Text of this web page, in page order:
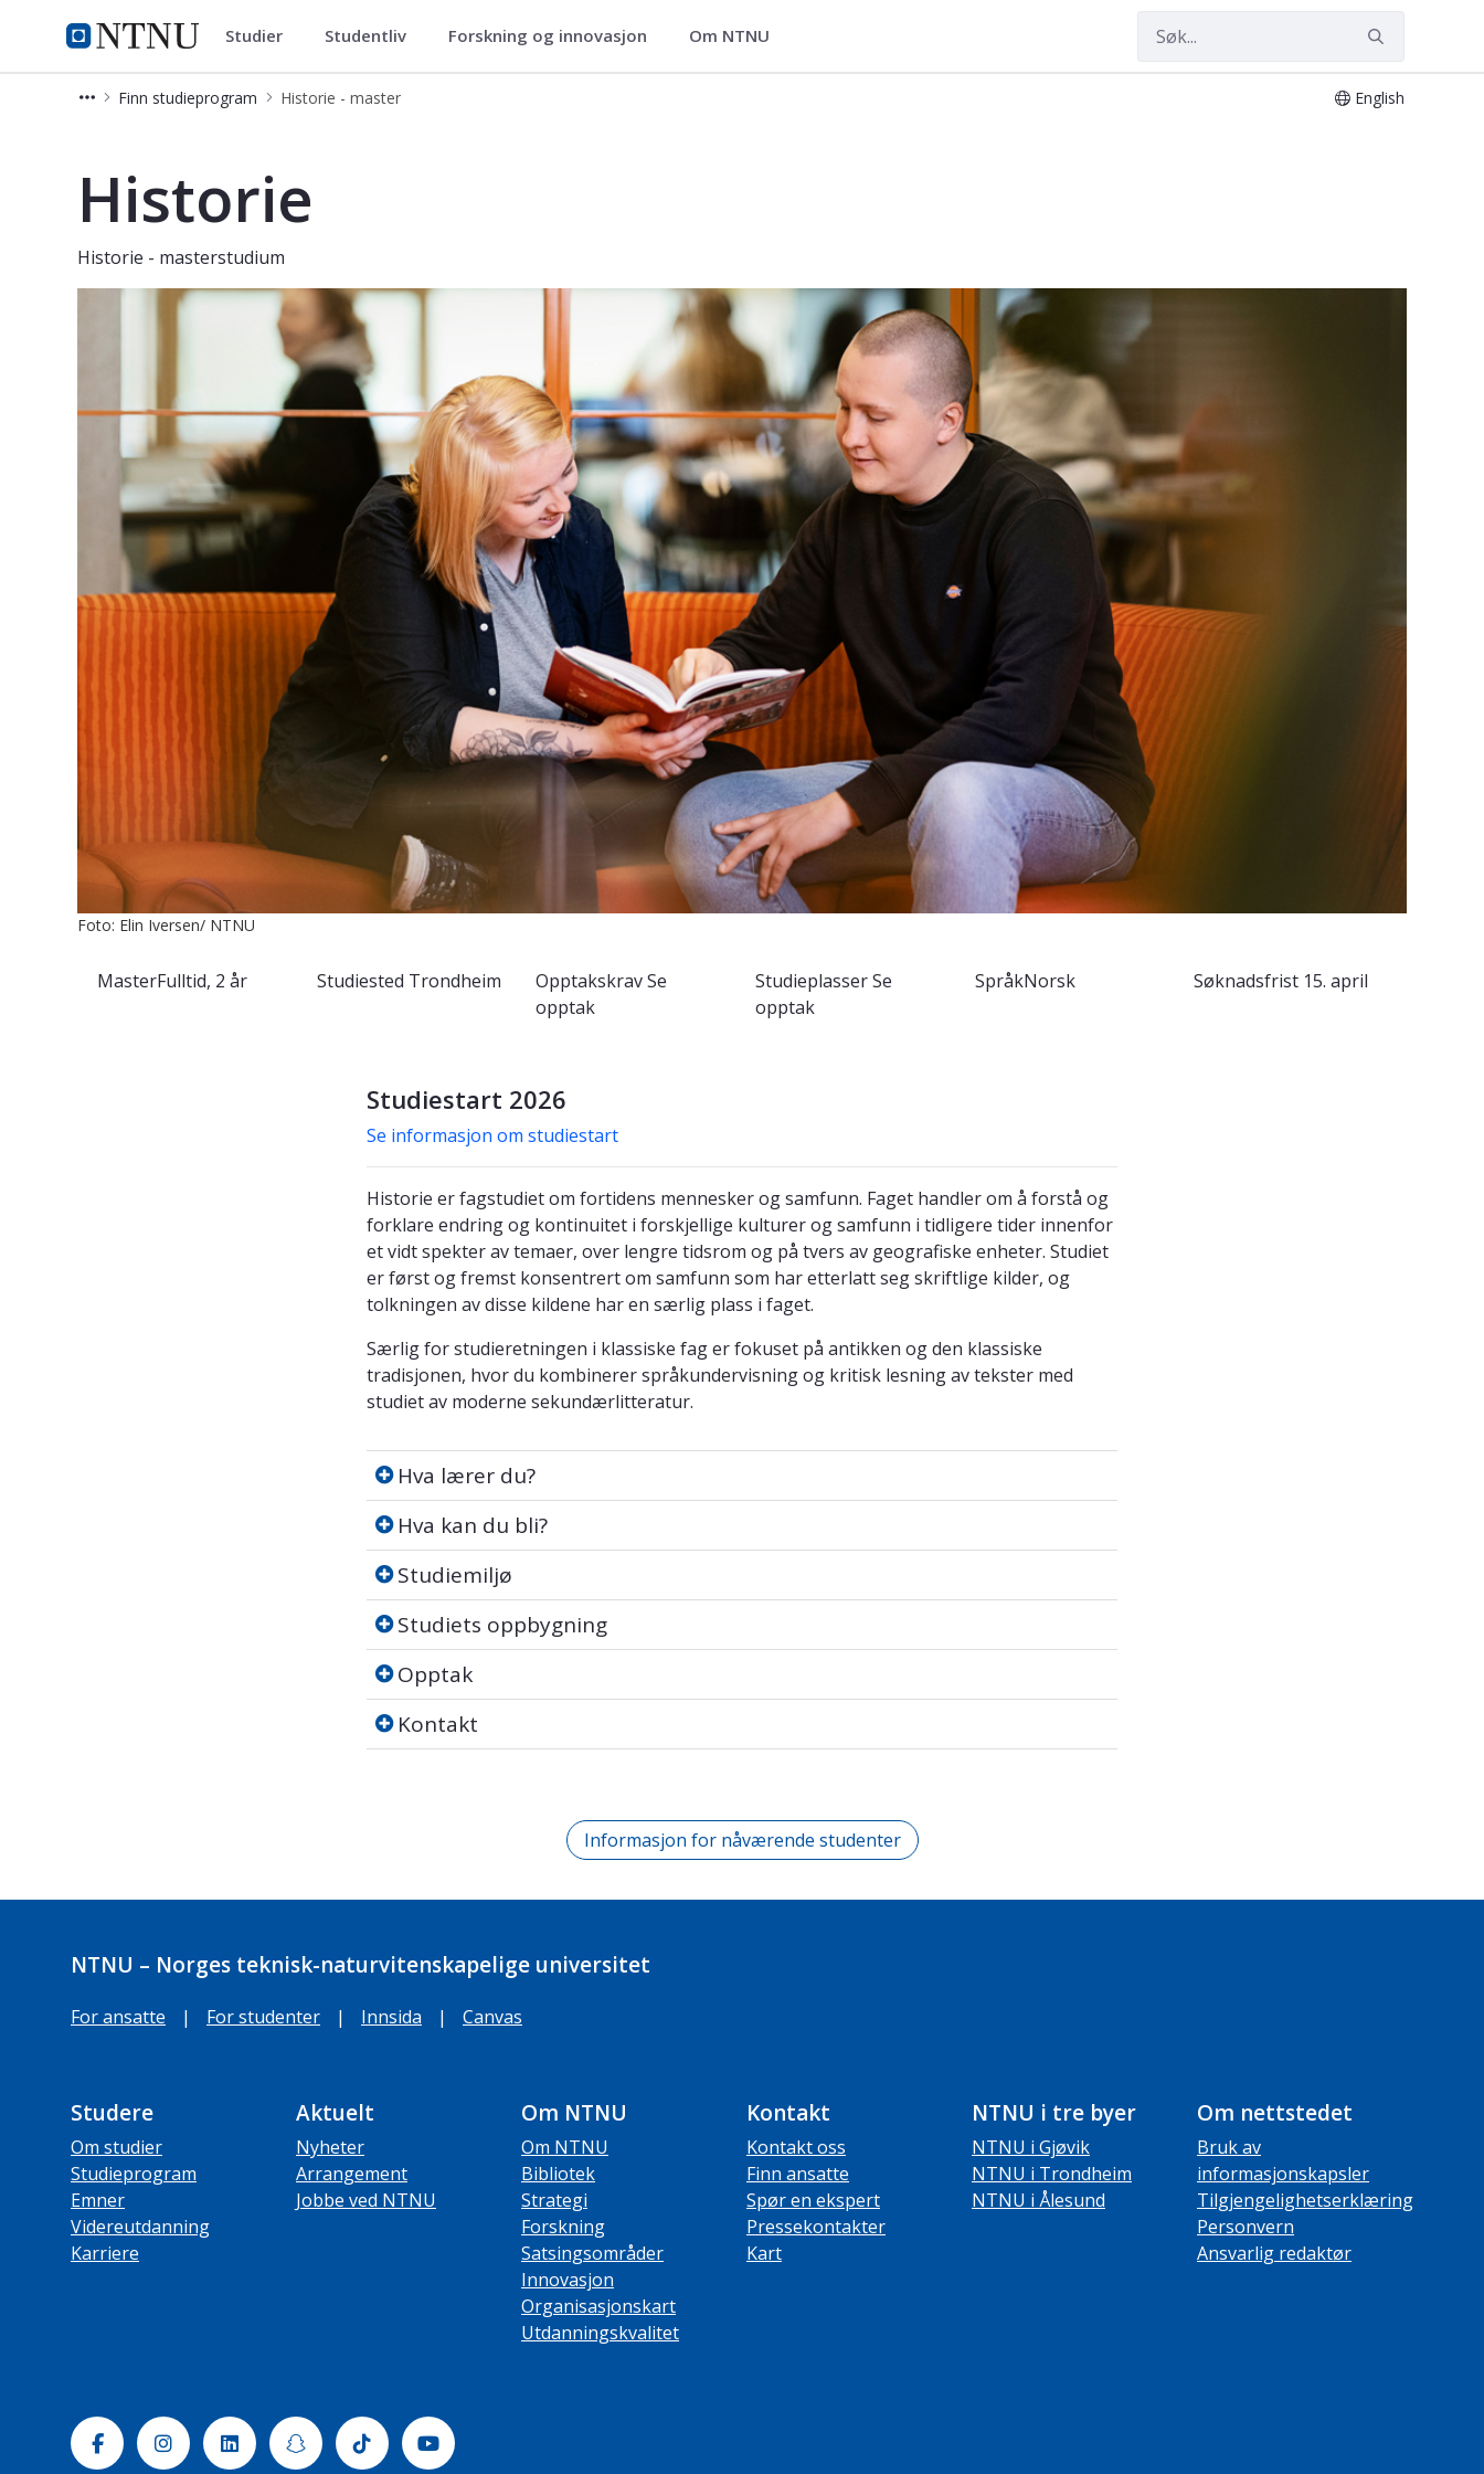
NTNU Hjemmeside
Historie - master
Studier Studentliv Forskning og innovasjon Om NTNU
Finn studieprogram Historie - master English
Historie
Historie - masterstudium
Foto: Elin Iversen/ NTNU
MasterFulltid, 2 år Studiested Trondheim OpptakskravSe
opptak
StudieplasserSe
opptak
SpråkNorsk Søknadsfrist 15. april
Studiestart 2026
Se informasjon om studiestart
Historie er fagstudiet om fortidens mennesker og samfunn. Faget handler om å forstå og
forklare endring og kontinuitet i forskjellige kulturer og samfunn i tidligere tider innenfor
et vidt spekter av temaer, over lengre tidsrom og på tvers av geografiske enheter. Studiet
er først og fremst konsentrert om samfunn som har etterlatt seg skriftlige kilder, og
tolkningen av disse kildene har en særlig plass i faget.
Særlig for studieretningen i klassiske fag er fokuset på antikken og den klassiske
tradisjonen, hvor du kombinerer språkundervisning og kritisk lesning av tekster med
studiet av moderne sekundærlitteratur.
Hva lærer du?
Hva lærer du?
Hva kan du bli?
Hva kan du bli?
Studiemiljø
Studiemiljø
Studiets oppbygning
Studiets oppbygning
Opptak
Opptak
Kontakt
Kontakt
Informasjon for nåværende studenter
NTNU – Norges teknisk-naturvitenskapelige universitet
For ansatte | For studenter | Innsida | Canvas
Studere
Om studier
Studieprogram
Emner
Videreutdanning
Karriere
Aktuelt
Nyheter
Arrangement
Jobbe ved NTNU
Om NTNU
Om NTNU
Bibliotek
Strategi
Forskning
Satsingsområder
Innovasjon
Organisasjonskart
Utdanningskvalitet
Kontakt
Kontakt oss
Finn ansatte
Spør en ekspert
Pressekontakter
Kart
NTNU i tre byer
NTNU i Gjøvik
NTNU i Trondheim
NTNU i Ålesund
Om nettstedet
Bruk av
informasjonskapsler
Tilgjengelighetserklæring
Personvern
Ansvarlig redaktør
FacebookInstagramLinkedinSnapchatTiktok Youtube